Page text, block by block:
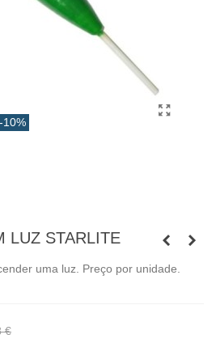
-10%
LUZ STARLITE
uma luz. Preço por unidade.
€